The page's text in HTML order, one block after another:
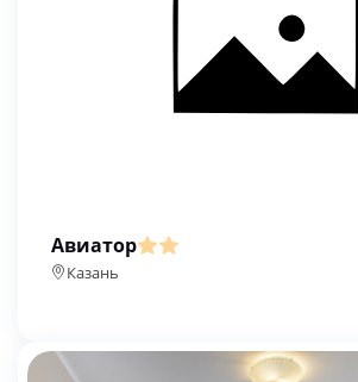
Авиатор
Казань